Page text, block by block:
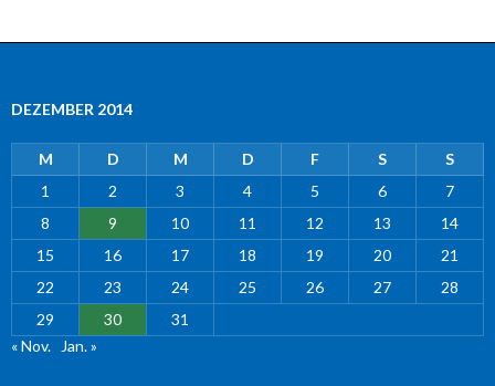
DEZEMBER 2014
M D M D F S
S
1
2 3 4 5 6
7
8
9 10 11 12 13
14
15
16 17 18 19 20
21
22
23 24 25 26 27
28
29
30
31
« Nov.
Jan. »